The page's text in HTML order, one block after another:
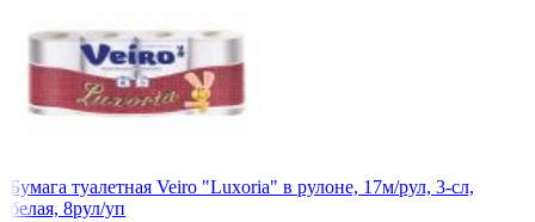
Бумага туалетная Veiro "Luxoria" в рулоне, 17м/рул, 3-сл,
белая, 8рул/уп